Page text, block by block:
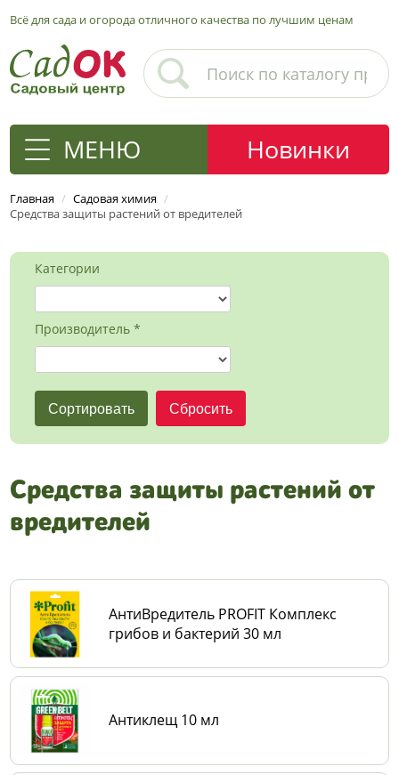
Всё для сада и огорода отличного качества по лучшим ценам
МЕНЮ Новинки
Главная / Садовая химия /
Средства защиты растений от вредителей
Категории
Производитель *
Средства защиты растений от
вредителей
АнтиВредитель PROFIT Комплекс
грибов и бактерий 30 мл
Антиклещ 10 мл